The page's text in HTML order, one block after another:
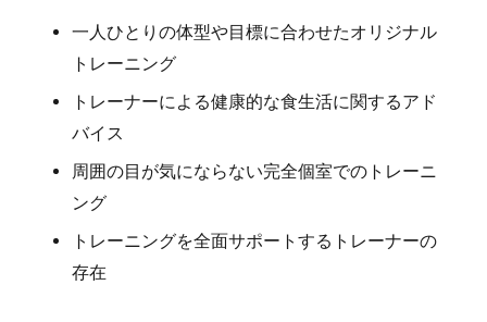
一人ひとりの体型や目標に合わせたオリジナル
トレーニング
トレーナーによる健康的な食生活に関するアド
バイス
周囲の目が気にならない完全個室でのトレーニ
ング
トレーニングを全面サポートするトレーナーの
存在